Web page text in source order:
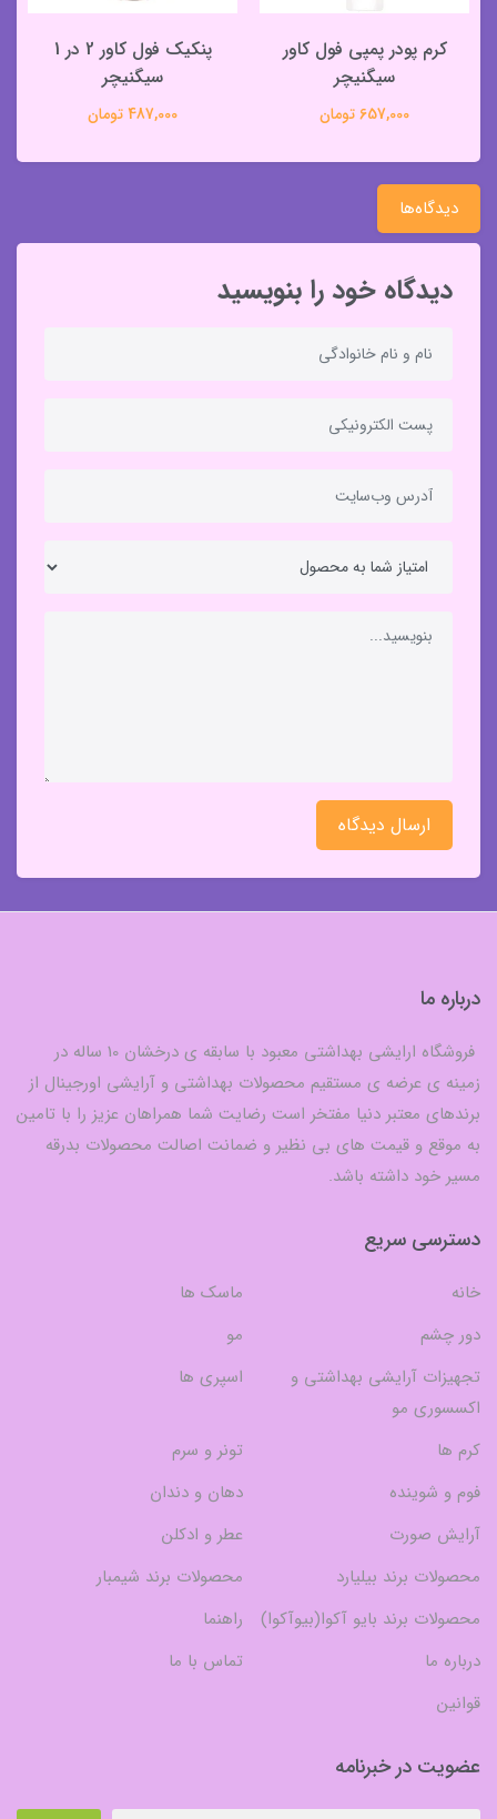
کرم پودر پمپی فول کاور
سیگنیچر
657,000 تومان
پنکیک فول کاور 2 در 1
سیگنیچر
487,000 تومان
دیدگاه‌ها
دیدگاه خود را بنویسید
ارسال دیدگاه
درباره ما
فروشگاه ارایشی بهداشتی معبود با سابقه ی درخشان 10 ساله در
زمینه ی عرضه ی مستقیم محصولات بهداشتی و آرایشی اورجینال از
برندهای معتبر دنیا مفتخر است رضایت شما همراهان عزیز را با تامین
به موقع و قیمت های بی نظیر و ضمانت اصالت محصولات بدرقه
مسیر خود داشته باشد.
دسترسی سریع
خانه
ماسک ها
دور چشم
مو
تجهیزات آرایشی بهداشتی و
اکسسوری مو
اسپری ها
کرم ها
تونر و سرم
فوم و شوینده
دهان و دندان
آرایش صورت
عطر و ادکلن
محصولات برند بیلیارد
محصولات برند شیمبار
محصولات برند بایو آکوا(بیوآکوا)
راهنما
درباره ما
تماس با ما
قوانین
عضویت در خبرنامه